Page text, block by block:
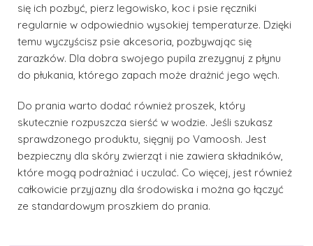
się ich pozbyć, pierz legowisko, koc i psie ręczniki
regularnie w odpowiednio wysokiej temperaturze. Dzięki
temu wyczyścisz psie akcesoria, pozbywając się
zarazków. Dla dobra swojego pupila zrezygnuj z płynu
do płukania, którego zapach może drażnić jego węch.
Do prania warto dodać również proszek, który
skutecznie rozpuszcza sierść w wodzie. Jeśli szukasz
sprawdzonego produktu, sięgnij po Vamoosh. Jest
bezpieczny dla skóry zwierząt i nie zawiera składników,
które mogą podrażniać i uczulać. Co więcej, jest również
całkowicie przyjazny dla środowiska i można go łączyć
ze standardowym proszkiem do prania.